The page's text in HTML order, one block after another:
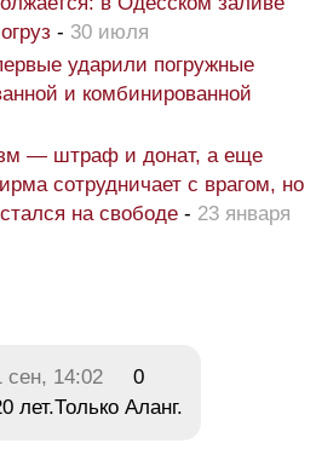
- 30 июля
ударили погружные
и комбинированной
— штраф и донат, а еще
сотрудничает с врагом, но
на свободе - 23 января
сен, 14:02
0
лет.Только Аланг.